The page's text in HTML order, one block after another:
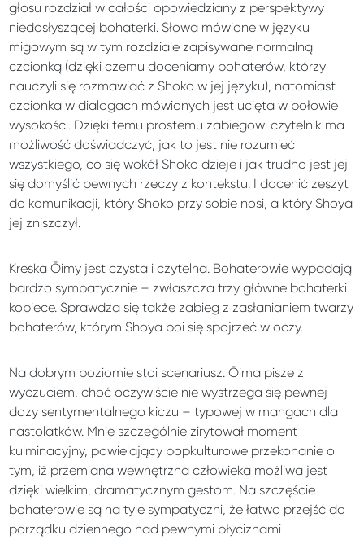
głosu rozdział w całości opowiedziany z perspektywy
niedosłyszącej bohaterki. Słowa mówione w języku
migowym są w tym rozdziale zapisywane normalną
czcionką (dzięki czemu doceniamy bohaterów, którzy
nauczyli się rozmawiać z Shoko w jej języku), natomiast
czcionka w dialogach mówionych jest ucięta w połowie
wysokości. Dzięki temu prostemu zabiegowi czytelnik ma
możliwość doświadczyć, jak to jest nie rozumieć
wszystkiego, co się wokół Shoko dzieje i jak trudno jest jej
się domyślić pewnych rzeczy z kontekstu. I docenić zeszyt
do komunikacji, który Shoko przy sobie nosi, a który Shoya
jej zniszczył.
Kreska Ōimy jest czysta i czytelna. Bohaterowie wypadają
bardzo sympatycznie – zwłaszcza trzy główne bohaterki
kobiece. Sprawdza się także zabieg z zasłanianiem twarzy
bohaterów, którym Shoya boi się spojrzeć w oczy.
Na dobrym poziomie stoi scenariusz. Ōima pisze z
wyczuciem, choć oczywiście nie wystrzega się pewnej
dozy sentymentalnego kiczu – typowej w mangach dla
nastolatków. Mnie szczególnie zirytował moment
kulminacyjny, powielający popkulturowe przekonanie o
tym, iż przemiana wewnętrzna człowieka możliwa jest
dzięki wielkim, dramatycznym gestom. Na szczęście
bohaterowie są na tyle sympatyczni, że łatwo przejść do
porządku dziennego nad pewnymi płyciznami